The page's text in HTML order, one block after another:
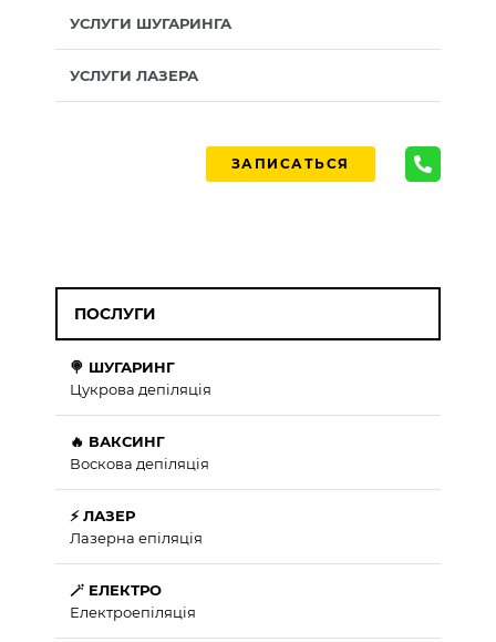
УСЛУГИ ШУГАРИНГА
УСЛУГИ ЛАЗЕРА
ЗАПИСАТЬСЯ
ПОСЛУГИ
🍭 ШУГАРИНГ
Цукрова депіляція
🔥 ВАКСИНГ
Воскова депіляція
⚡ ЛАЗЕР
Лазерна епіляція
🪄 ЕЛЕКТРО
Електроепіляція